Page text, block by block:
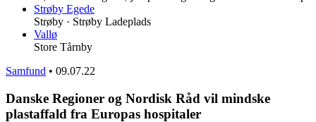
Strøby Egede
Strøby · Strøby Ladeplads
Vallø
Store Tårnby
Samfund • 09.07.22
Danske Regioner og Nordisk Råd vil mindske
plastaffald fra Europas hospitaler